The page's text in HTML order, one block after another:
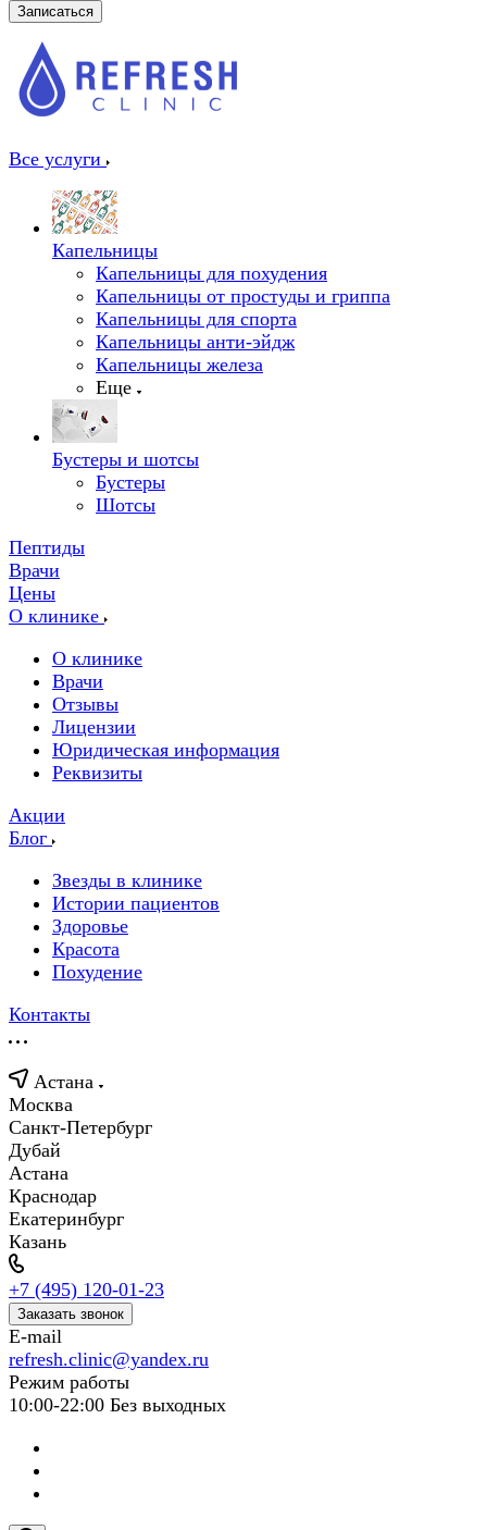
Записаться
Все услуги
Капельницы
Капельницы для похудения
Капельницы от простуды и гриппа
Капельницы для спорта
Капельницы анти-эйдж
Капельницы железа
Еще
Бустеры и шотсы
Бустеры
Шотсы
Пептиды
Врачи
Цены
О клинике
О клинике
Врачи
Отзывы
Лицензии
Юридическая информация
Реквизиты
Акции
Блог
Звезды в клинике
Истории пациентов
Здоровье
Красота
Похудение
Контакты
Астана
Москва
Санкт-Петербург
Дубай
Астана
Краснодар
Екатеринбург
Казань
+7 (495) 120-01-23
Заказать звонок
E-mail
refresh.clinic@yandex.ru
Режим работы
10:00-22:00 Без выходных